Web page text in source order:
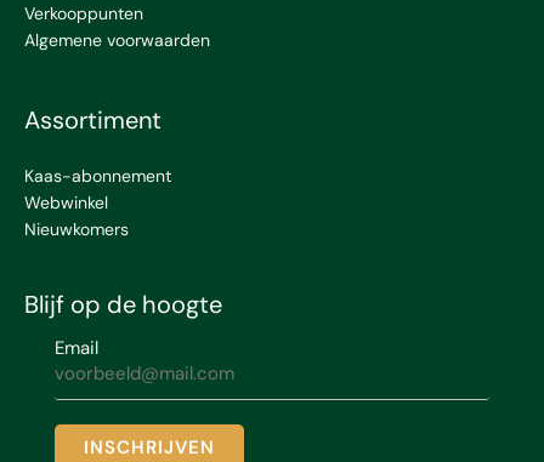
Verkooppunten
Algemene voorwaarden
Assortiment
Kaas-abonnement
Webwinkel
Nieuwkomers
Blijf op de hoogte
Email
INSCHRIJVEN